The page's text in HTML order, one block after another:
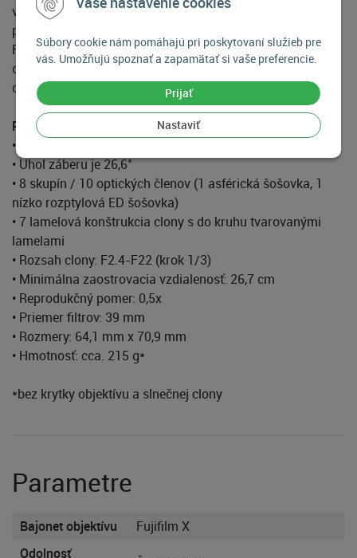
Súbory cookie nám pomáhajú pri poskytovaní služieb pre
vás. Umožňujú spoznať a zapamätať si vaše preferencie.
Prijať
Nastaviť
vypracovaným clonovým prstencom s krokovaním po 1/3,
pocítite nutkanie vyfotografovať úplne každú scénu.
Fotografom hľadajúcim to najlepšie z oblasti fotografie
otvára spoločnosť Fujifilm dvere do novej éry výmenných
objektívov.
Parametre objektívu Fujinon XF 60mm f/2.4 R Macro
• 90mm (ekvivalent kinofilmu)
• Uhol záberu je 26,6°
• 8 skupín / 10 optických členov (1 asférická šošovka, 1
nízko rozptylová ED šošovka)
• 7 lamelová konštrukcia clony s do kruhu tvarovanými
lamelami
• Rozsah clony: F2.4-F22 (krok 1/3)
• Minimálna zaostrovacia vzdialenosť: 26,7 cm
• Reprodukčný pomer: 0,5x
• Priemer filtrov: 39 mm
• Rozmery: 64,1 mm x 70,9 mm
• Hmotnosť: cca. 215 g*
*bez krytky objektívu a slnečnej clony
Parametre
Bajonet objektívu
Fujifilm X
Odolnosť